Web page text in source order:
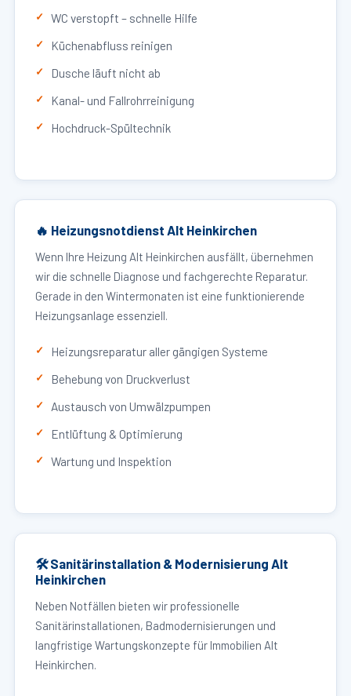
WC verstopft – schnelle Hilfe
Küchenabfluss reinigen
Dusche läuft nicht ab
Kanal- und Fallrohrreinigung
Hochdruck-Spültechnik
🔥 Heizungsnotdienst Alt Heinkirchen
Wenn Ihre Heizung Alt Heinkirchen ausfällt, übernehmen
wir die schnelle Diagnose und fachgerechte Reparatur.
Gerade in den Wintermonaten ist eine funktionierende
Heizungsanlage essenziell.
Heizungsreparatur aller gängigen Systeme
Behebung von Druckverlust
Austausch von Umwälzpumpen
Entlüftung & Optimierung
Wartung und Inspektion
🛠 Sanitärinstallation & Modernisierung Alt
Heinkirchen
Neben Notfällen bieten wir professionelle
Sanitärinstallationen, Badmodernisierungen und
langfristige Wartungskonzepte für Immobilien Alt
Heinkirchen.